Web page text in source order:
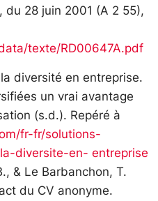
du 28 juin 2001 (A 2 55),
texte/RD00647A.pdf
diversité en entreprise.
un vrai avantage
(s.d.). Repéré à
fr-fr/solutions-
diversite-en- entreprise
& Le Barbanchon, T.
du CV anonyme.